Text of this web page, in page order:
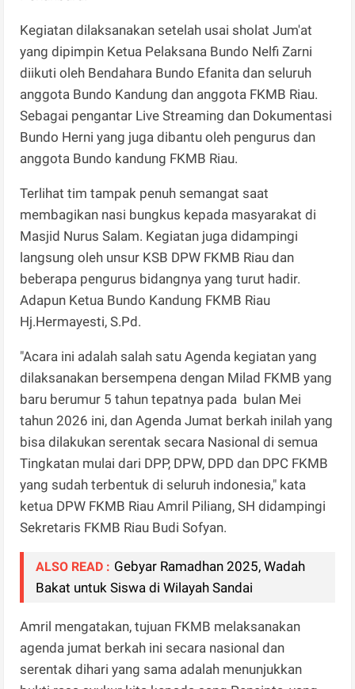
Kegiatan dilaksanakan setelah usai sholat Jum'at
yang dipimpin Ketua Pelaksana Bundo Nelfi Zarni
diikuti oleh Bendahara Bundo Efanita dan seluruh
anggota Bundo Kandung dan anggota FKMB Riau.
Sebagai pengantar Live Streaming dan Dokumentasi
Bundo Herni yang juga dibantu oleh pengurus dan
anggota Bundo kandung FKMB Riau.
Terlihat tim tampak penuh semangat saat
membagikan nasi bungkus kepada masyarakat di
Masjid Nurus Salam. Kegiatan juga didampingi
langsung oleh unsur KSB DPW FKMB Riau dan
beberapa pengurus bidangnya yang turut hadir.
Adapun Ketua Bundo Kandung FKMB Riau
Hj.Hermayesti, S.Pd.
"Acara ini adalah salah satu Agenda kegiatan yang
dilaksanakan bersempena dengan Milad FKMB yang
baru berumur 5 tahun tepatnya pada bulan Mei
tahun 2026 ini, dan Agenda Jumat berkah inilah yang
bisa dilakukan serentak secara Nasional di semua
Tingkatan mulai dari DPP, DPW, DPD dan DPC FKMB
yang sudah terbentuk di seluruh indonesia," kata
ketua DPW FKMB Riau Amril Piliang, SH didampingi
Sekretaris FKMB Riau Budi Sofyan.
ALSO READ : Gebyar Ramadhan 2025, Wadah
Bakat untuk Siswa di Wilayah Sandai
Amril mengatakan, tujuan FKMB melaksanakan
agenda jumat berkah ini secara nasional dan
serentak dihari yang sama adalah menunjukkan